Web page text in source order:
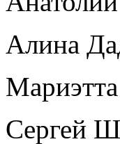
Алина
Сергей